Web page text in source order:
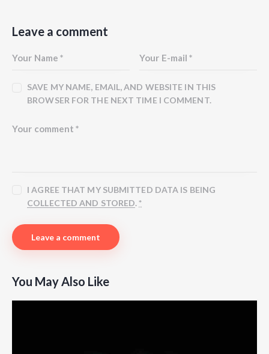
Leave a comment
SAVE MY NAME, EMAIL, AND WEBSITE IN THIS
BROWSER FOR THE NEXT TIME I COMMENT.
I AGREE THAT MY SUBMITTED DATA IS BEING
COLLECTED AND STORED.*
You May Also Like